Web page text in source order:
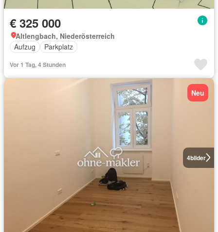
€ 325 000
Altlengbach, Niederösterreich
Aufzug
Parkplatz
Vor 1 Tag, 4 Stunden
4bilder
Neu